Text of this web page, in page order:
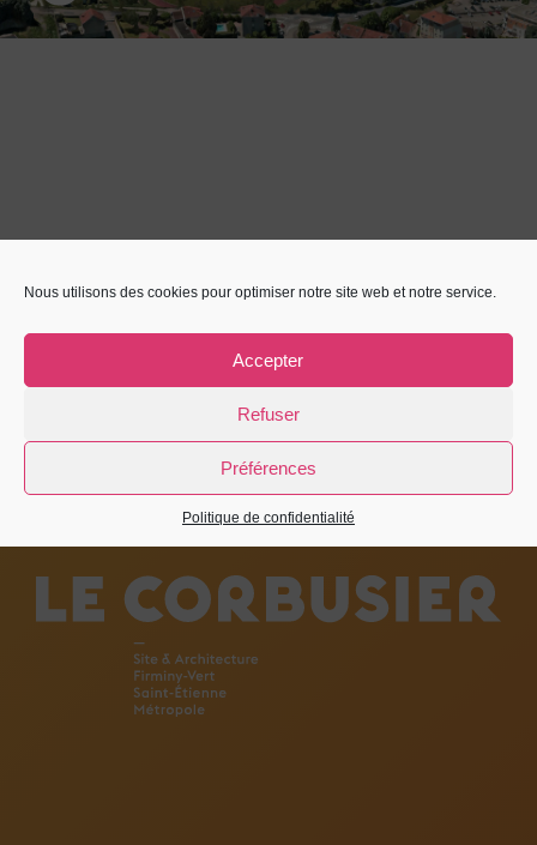
Nous utilisons des cookies pour optimiser notre site web et notre service.
Accepter
Refuser
Préférences
Politique de confidentialité